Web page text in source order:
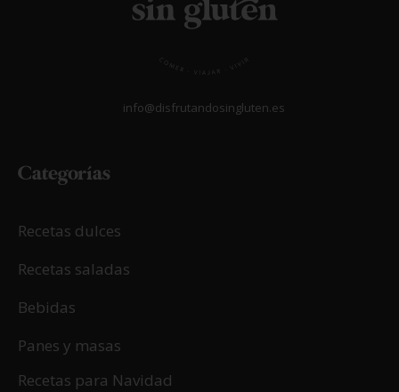
info@disfrutandosingluten.es
Categorías
Recetas dulces
Recetas saladas
Bebidas
Panes y masas
Recetas para Navidad